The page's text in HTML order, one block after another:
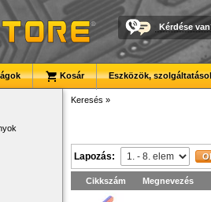
Kérdése
Kosár Eszközök,
Keresés »
Lapozás:
Cikkszám Megnevezés